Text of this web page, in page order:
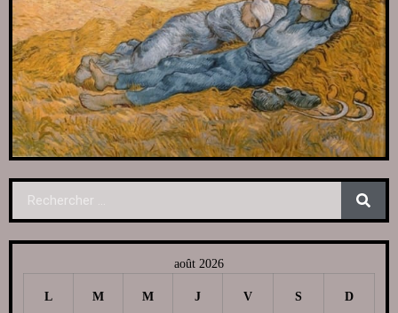
août 2026
L M M J V S D